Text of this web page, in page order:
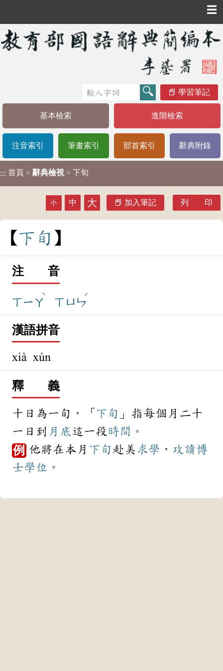
☰
學習筆記
基本檢索 進階檢索
注音索引 筆畫索引 部首索引 辭典附錄
::: 首頁 > 辭典檢視 > 下旬
小 中 大 加入筆記 列 印
下 旬
注 音
ㄒㄧㄚ
ˋ
ㄒㄩㄣ
ˊ
漢語拼音
xià xún
釋 義
十日為一旬，「 下旬 」指每個月二十
一日到 月底 這一段 時間 。
例 他將在本月 下旬 赴美 求學 ， 攻讀博
士學位 。